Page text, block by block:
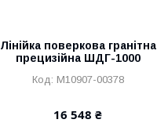
Лінійка поверкова гранітна
прецизійна ШДГ-1000
M10907-00378
16 548 ₴